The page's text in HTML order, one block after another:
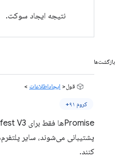
نتیجه ایجاد سوکت.
بازگشت‌ها
قول< ایجاداطلاعات >
کروم ۹۱+
کنند.